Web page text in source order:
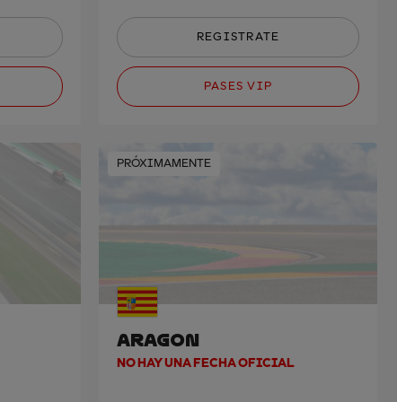
REGISTRATE
PASES VIP
PRÓXIMAMENTE
ARAGON
NO HAY UNA FECHA OFICIAL